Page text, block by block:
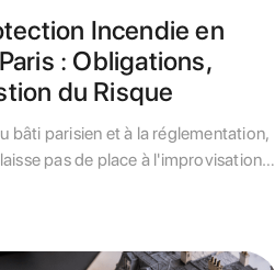
Incendie en
: Obligations,
du Risque
bâti parisien et à la réglementation,
pas de place à l'improvisation.
financement pour votre immeuble.